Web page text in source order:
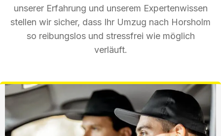
unserer Erfahrung und unserem Expertenwissen
stellen wir sicher, dass Ihr Umzug nach Horsholm
so reibungslos und stressfrei wie möglich
verläuft.